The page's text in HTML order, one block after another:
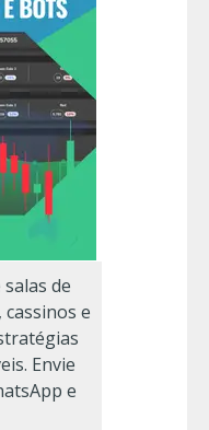
de
e
Envie
e